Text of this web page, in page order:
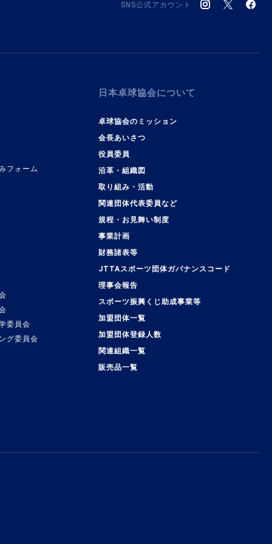
SNS公式アカウント
フォーム
委員会
グ委員会
日本卓球協会について
卓球協会のミッション
会長あいさつ
役員委員
沿革・組織図
取り組み・活動
関連団体代表委員など
規程・お見舞い制度
事業計画
財務諸表等
JTTAスポーツ団体ガバナンスコード
理事会報告
スポーツ振興くじ助成事業等
加盟団体一覧
加盟団体登録人数
関連組織一覧
販売品一覧